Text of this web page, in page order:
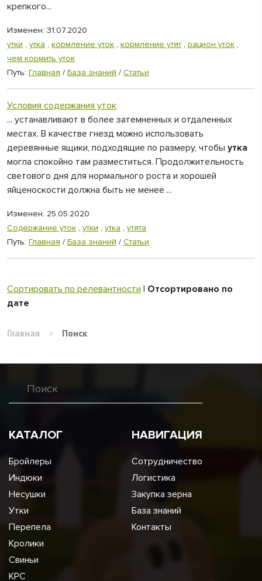
крепкого...
Изменен: 31.07.2020
утки , утка , кормление уток , кормление утят , рацион уток ,
чем кормить уток
Путь: Главная / База знаний / Статьи
Условия содержания уток
... устанавливают в более затемненных и отдаленных
местах. В качестве гнезд можно использовать
деревянные ящики, подходящие по размеру, чтобы утка
могла спокойно там разместиться. Продолжительность
светового дня для нормального роста и хорошей
яйценоскости должна быть не менее ...
Изменен: 25.05.2020
Содержание уток , утки , утка , утята
Путь: Главная / База знаний / Статьи
Сортировать по релевантности | Отсортировано по
дате
Главная > Поиск
КАТАЛОГ
Бройлеры
Индюки
Несушки
Утки
Перепела
Кролики
Свиньи
КРС
НАВИГАЦИЯ
Сотрудничество
Логистика
Закупка зерна
База знаний
Контакты